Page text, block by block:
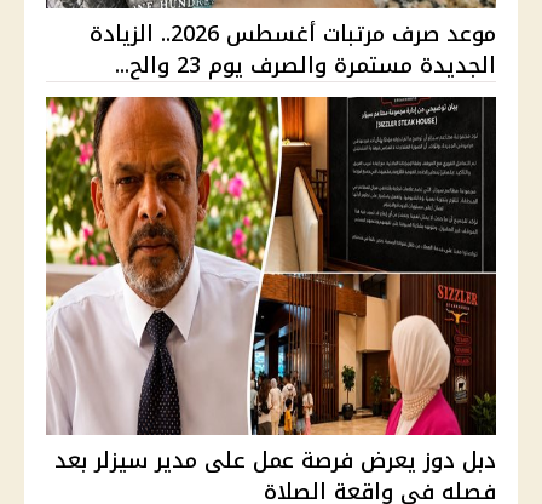
موعد صرف مرتبات أغسطس 2026.. الزيادة
الجديدة مستمرة والصرف يوم 23 والح...
دبل دوز يعرض فرصة عمل على مدير سيزلر بعد
فصله في واقعة الصلاة